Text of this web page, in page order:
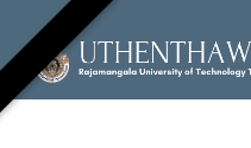
main
content